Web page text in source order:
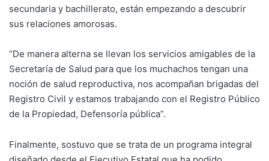
secundaria y bachillerato, están empezando a descubrir
sus relaciones amorosas.
“De manera alterna se llevan los servicios amigables de la
Secretaría de Salud para que los muchachos tengan una
noción de salud reproductiva, nos acompañan brigadas del
Registro Civil y estamos trabajando con el Registro Público
de la Propiedad, Defensoría pública”.
Finalmente, sostuvo que se trata de un programa integral